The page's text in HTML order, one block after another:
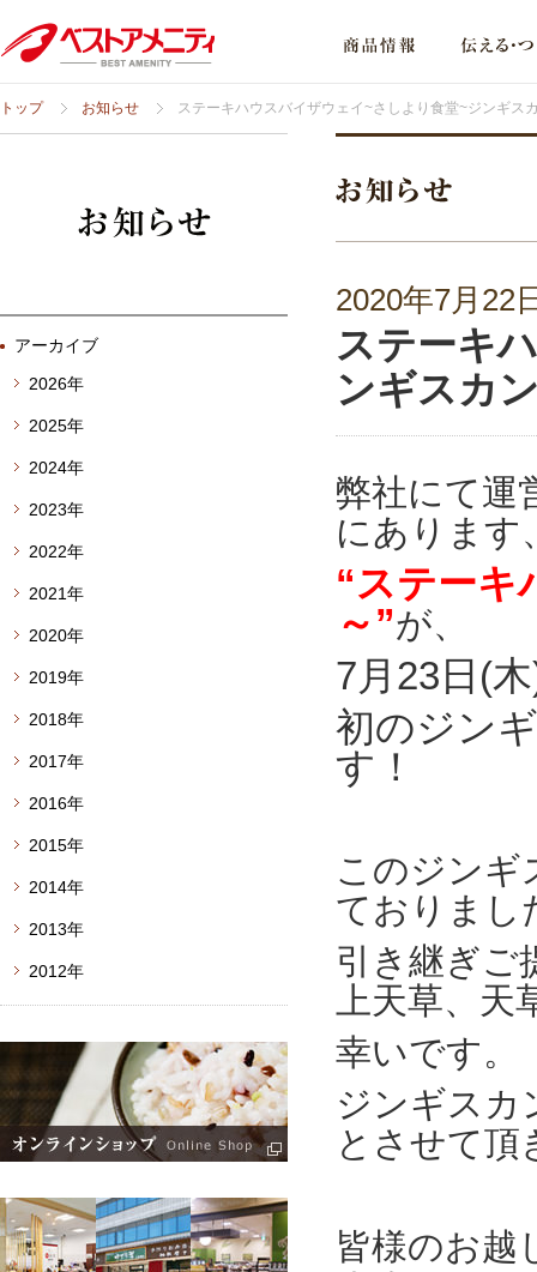
トップ お知らせ ステーキハウスバイザウェイ~さしより食堂~ジンギス
2020年7月22
ステーキ
ンギスカ
弊社にて運
にあります
“ステーキ
～”が、
7月23日(
初のジン
す！
このジンギ
ておりまし
引き継ぎご
上天草、
幸いです。
ジンギスカ
とさせて
皆様のお越
アーカイブ
2026年
2025年
2024年
2023年
2022年
2021年
2020年
2019年
2018年
2017年
2016年
2015年
2014年
2013年
2012年